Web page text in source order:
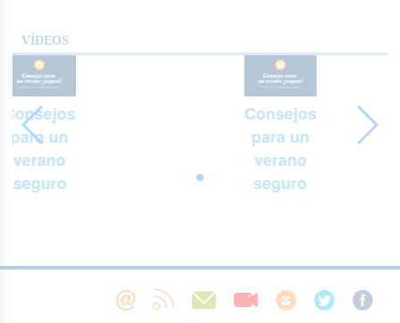
VÍDEOS
Consejos
para un
verano
seguro
Consejos
para un
verano
seguro